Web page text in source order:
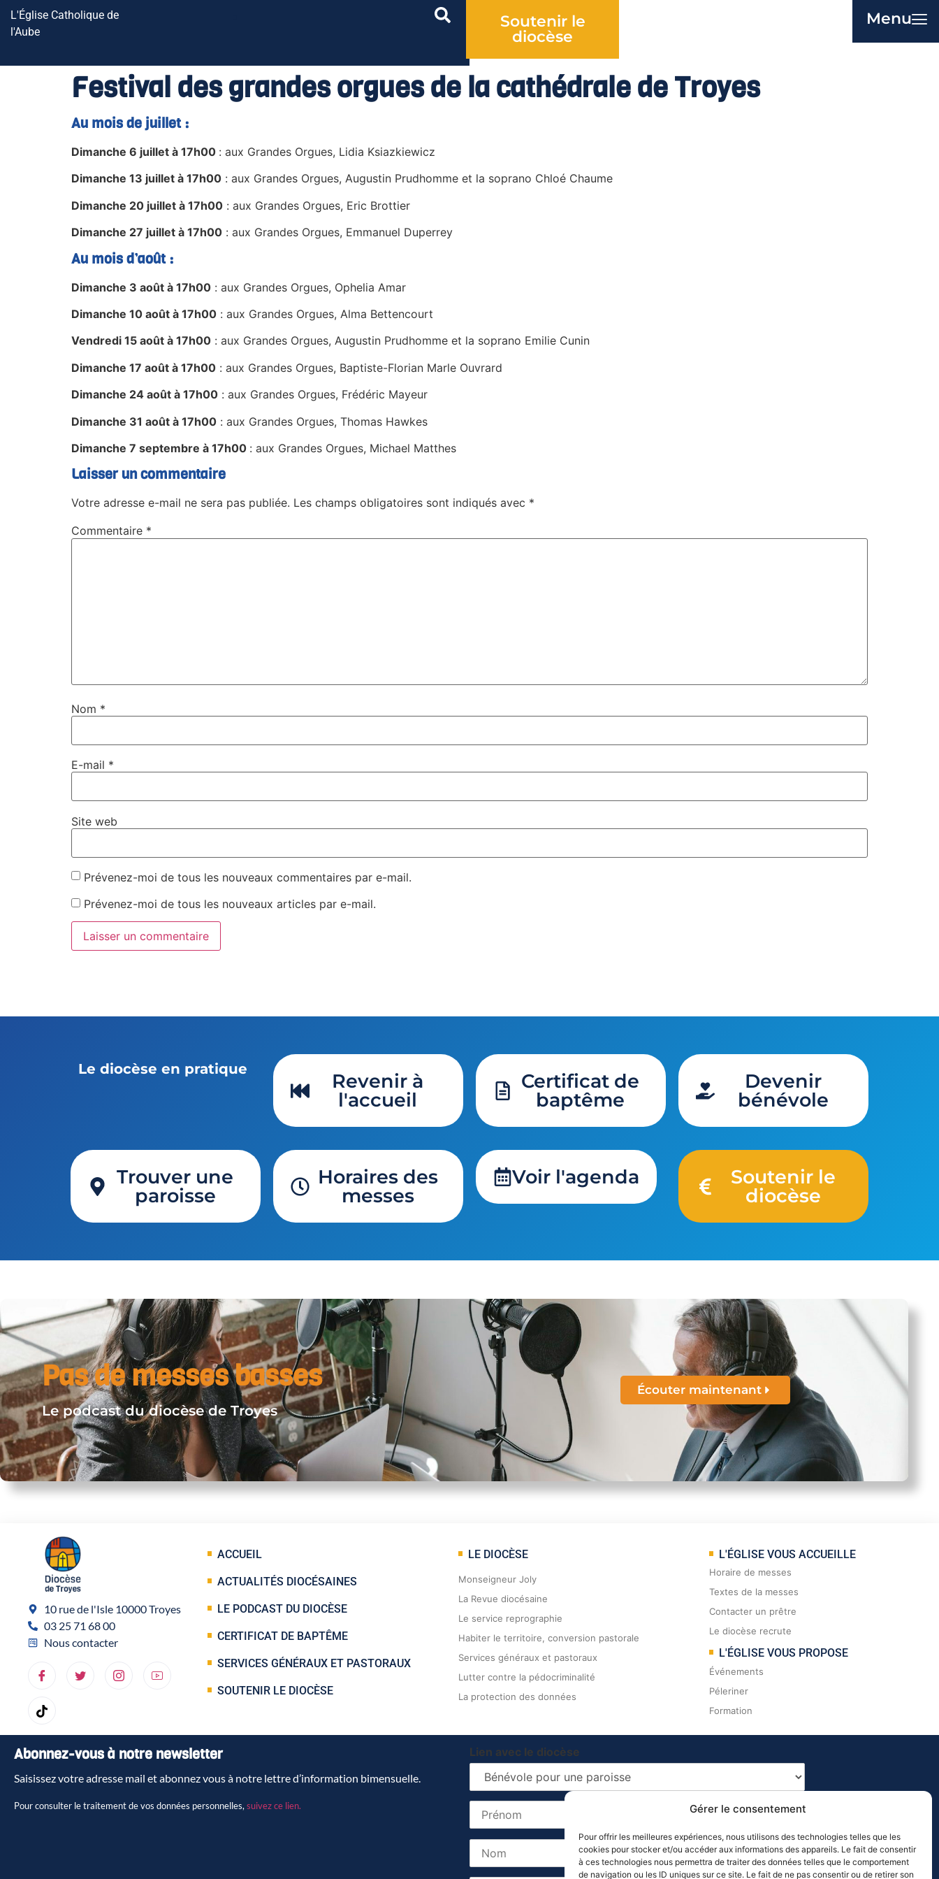
Gérer le consentement
Pour offrir les meilleures expériences, nous utilisons des technologies telles que les
cookies pour stocker et/ou accéder aux informations des appareils. Le fait de consentir
à ces technologies nous permettra de traiter des données telles que le comportement
de navigation ou les ID uniques sur ce site. Le fait de ne pas consentir ou de retirer son
L'Église Catholique de
l'Aube
Soutenir le
diocèse
Menu
Festival des grandes orgues de la cathédrale de Troyes
Au mois de juillet :
Dimanche 6 juillet à 17h00 : aux Grandes Orgues, Lidia Ksiazkiewicz
Dimanche 13 juillet à 17h00 : aux Grandes Orgues, Augustin Prudhomme et la soprano Chloé Chaume
Dimanche 20 juillet à 17h00 : aux Grandes Orgues, Eric Brottier
Dimanche 27 juillet à 17h00 : aux Grandes Orgues, Emmanuel Duperrey
Au mois d’août :
Dimanche 3 août à 17h00 : aux Grandes Orgues, Ophelia Amar
Dimanche 10 août à 17h00 : aux Grandes Orgues, Alma Bettencourt
Vendredi 15 août à 17h00 : aux Grandes Orgues, Augustin Prudhomme et la soprano Emilie Cunin
Dimanche 17 août à 17h00 : aux Grandes Orgues, Baptiste-Florian Marle Ouvrard
Dimanche 24 août à 17h00 : aux Grandes Orgues, Frédéric Mayeur
Dimanche 31 août à 17h00 : aux Grandes Orgues, Thomas Hawkes
Dimanche 7 septembre à 17h00 : aux Grandes Orgues, Michael Matthes
Laisser un commentaire
Votre adresse e-mail ne sera pas publiée. Les champs obligatoires sont indiqués avec *
Commentaire *
Nom *
E-mail *
Site web
Prévenez-moi de tous les nouveaux commentaires par e-mail.
Prévenez-moi de tous les nouveaux articles par e-mail.
Le diocèse en pratique
Revenir à
l'accueil
Certificat de
baptême
Devenir
bénévole
Trouver une
paroisse
Horaires des
messes
Voir l'agenda
Soutenir le
diocèse
Pas de messes basses
Le podcast du diocèse de Troyes
Écouter maintenant
10 rue de l'Isle 10000 Troyes
03 25 71 68 00
Nous contacter
ACCUEIL
ACTUALITÉS DIOCÉSAINES
LE PODCAST DU DIOCÈSE
CERTIFICAT DE BAPTÊME
SERVICES GÉNÉRAUX ET PASTORAUX
SOUTENIR LE DIOCÈSE
LE DIOCÈSE
Monseigneur Joly
La Revue diocésaine
Le service reprographie
Habiter le territoire, conversion pastorale
Services généraux et pastoraux
Lutter contre la pédocriminalité
La protection des données
L'ÉGLISE VOUS ACCUEILLE
Horaire de messes
Textes de la messes
Contacter un prêtre
Le diocèse recrute
L'ÉGLISE VOUS PROPOSE
Événements
Péleriner
Formation
Abonnez-vous à notre newsletter
Saisissez votre adresse mail et abonnez vous à notre lettre d’information bimensuelle.
Pour consulter le traitement de vos données personnelles,suivez ce lien.
Lien avec le diocèse